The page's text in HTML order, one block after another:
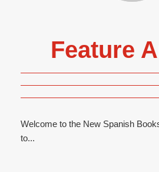
Feature
Welcome to the New Spanish
to...